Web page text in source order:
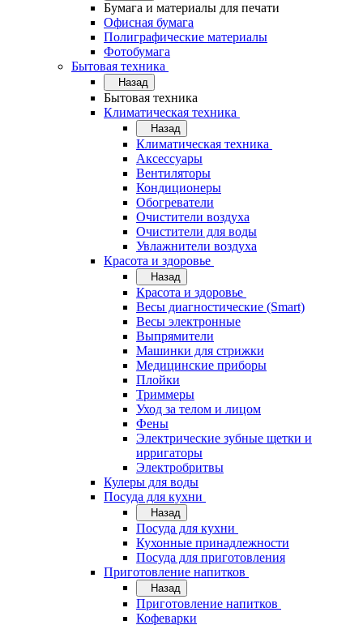
Бумага и материалы для печати
Офисная бумага
Полиграфические материалы
Фотобумага
Бытовая техника
Назад
Бытовая техника
Климатическая техника
Назад
Климатическая техника
Аксессуары
Вентиляторы
Кондиционеры
Обогреватели
Очистители воздуха
Очистители для воды
Увлажнители воздуха
Красота и здоровье
Назад
Красота и здоровье
Весы диагностические (Smart)
Весы электронные
Выпрямители
Машинки для стрижки
Медицинские приборы
Плойки
Триммеры
Уход за телом и лицом
Фены
Электрические зубные щетки и
ирригаторы
Электробритвы
Кулеры для воды
Посуда для кухни
Назад
Посуда для кухни
Кухонные принадлежности
Посуда для приготовления
Приготовление напитков
Назад
Приготовление напитков
Кофеварки